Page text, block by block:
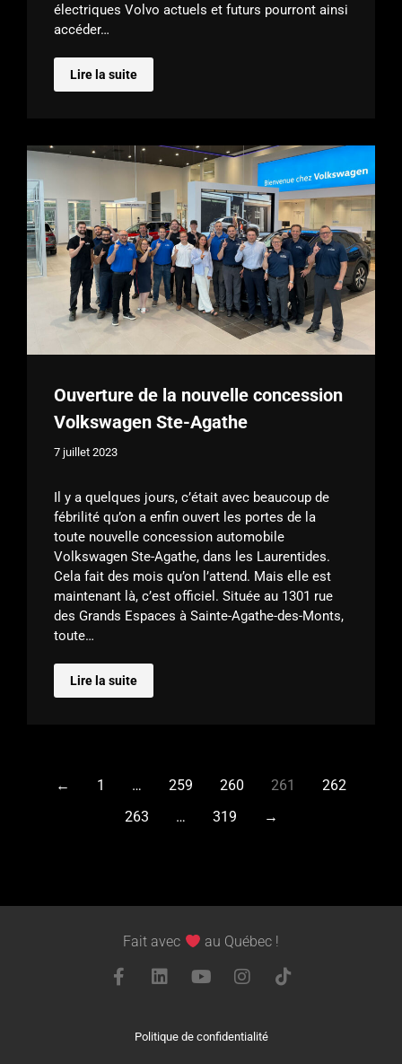
électriques Volvo actuels et futurs pourront ainsi
accéder…
Lire la suite
Ouverture de la nouvelle concession
Volkswagen Ste-Agathe
7 juillet 2023
Il y a quelques jours, c’était avec beaucoup de
fébrilité qu’on a enfin ouvert les portes de la
toute nouvelle concession automobile
Volkswagen Ste-Agathe, dans les Laurentides.
Cela fait des mois qu’on l’attend. Mais elle est
maintenant là, c’est officiel. Située au 1301 rue
des Grands Espaces à Sainte-Agathe-des-Monts,
toute…
Lire la suite
← 1 … 259 260 261
262
263
… 319 →
Fait avec au Québec !
Politique de confidentialité